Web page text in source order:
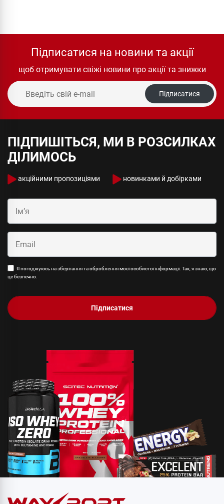
Підписатися на новини та акції
щоб отримувати свіжі новини про акції та знижки
Підписатися
ПІДПИШІТЬСЯ, МИ В РОЗСИЛКАХ
ДІЛИМОСЬ
акційними пропозиціями новинками й добірками
Я погоджуюсь на зберігання та оброблення моєї особистої інформації. Так, я знаю, що
це безпечно.
Підписатися